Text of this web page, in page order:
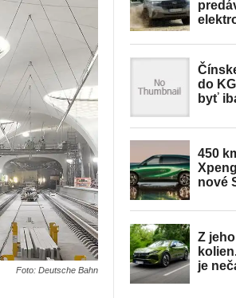
Foto: Deutsche Bahn